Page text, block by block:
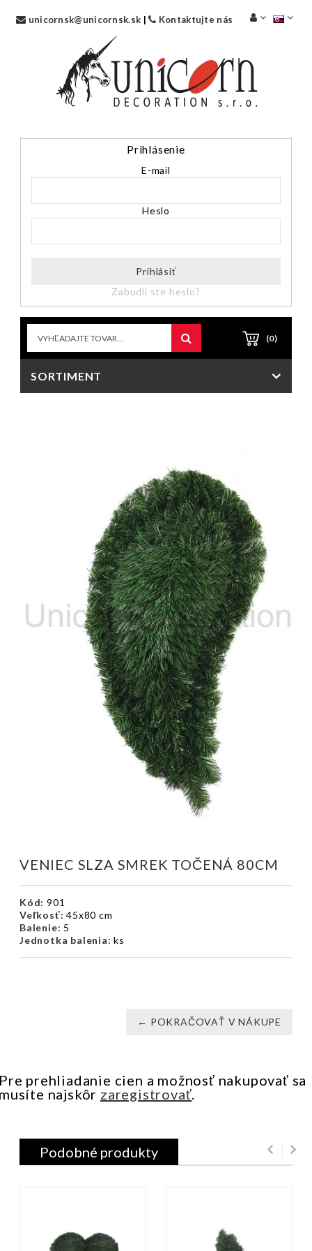
unicornsk@unicornsk.sk | Kontaktujte nás
Prihlásenie
E-mail
Heslo
Prihlásiť
Zabudli ste heslo?
(0)
SORTIMENT
VENIEC SLZA SMREK TOČENÁ 80CM
Kód: 901
Veľkosť:45x80 cm
Balenie: 5
Jednotka balenia:ks
← POKRAČOVAŤ V NÁKUPE
prehliadanie cien a možnosť nakupovať sa
najskôr zaregistrovať.
Podobné produkty